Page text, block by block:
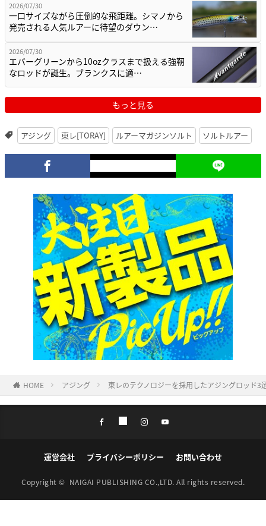
2026/07/30
一口サイズながら圧倒的な飛距離。シマノから
発売される人気ルアーに待望のダウン…
2026/07/30
エバーグリーンから10ozクラスまで扱える強靭
なロッドが誕生。ブランクスに適…
もっと見る
アジング 東レ[TORAY] ルアーマガジンソルト ソルトルアー
HOME アジング 東レのテクノロジーを採用したアジングロッド
運営会社 プライバシーポリシー お問い合わせ
Copyright © NAIGAI PUBLISHING CO.,LTD. All rights reserved.